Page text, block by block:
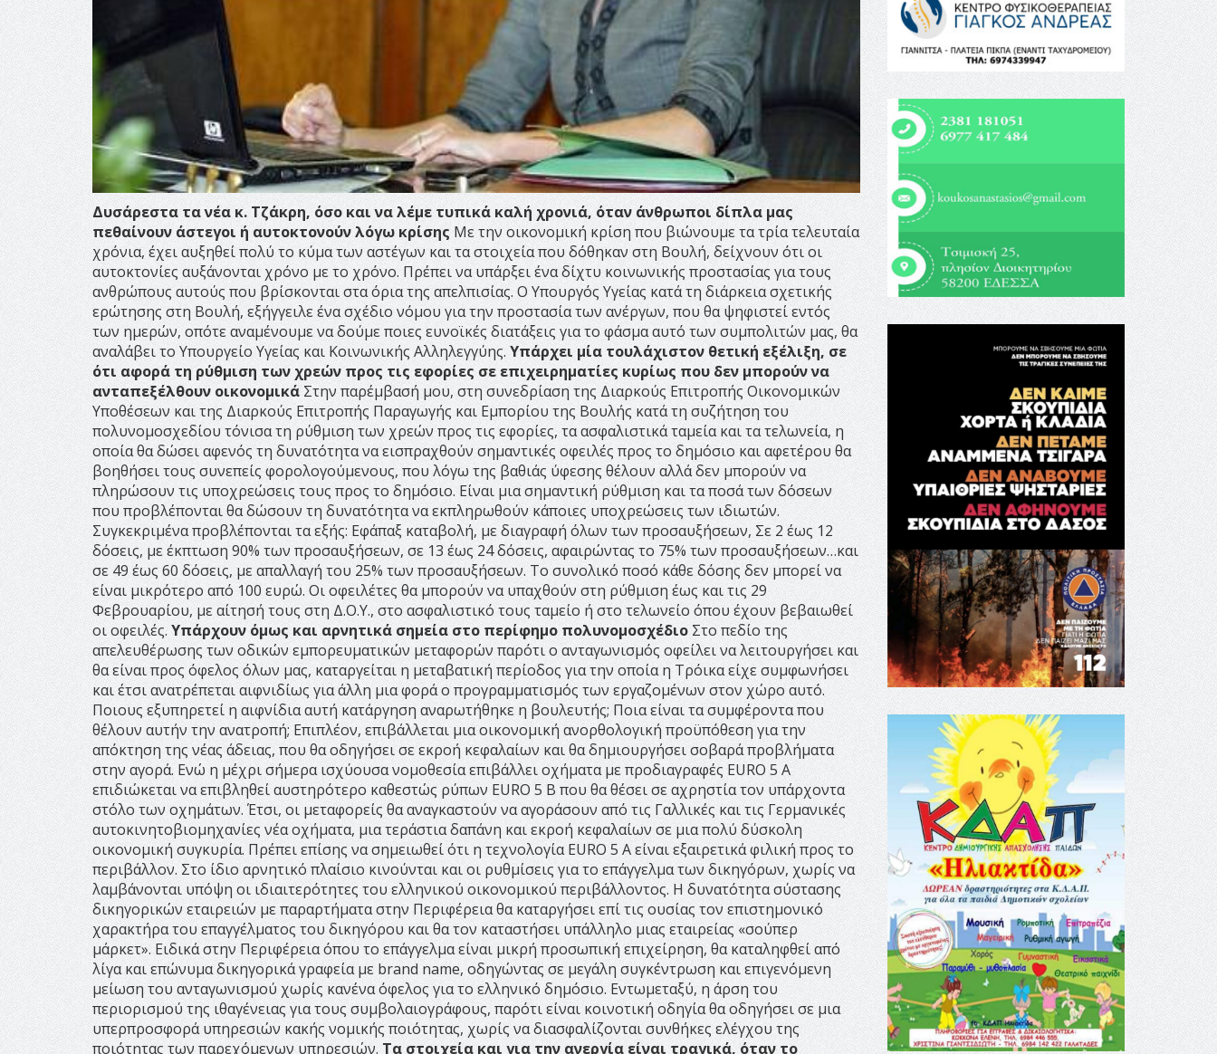
Δυσάρεστα τα νέα κ. Τζάκρη, όσο και να λέμε τυπικά καλή χρονιά, όταν άνθρωποι δίπλα μας
πεθαίνουν άστεγοι ή αυτοκτονούν λόγω κρίσηςΜε την οικονομική κρίση που βιώνουμε τα τρία τελευταία
χρόνια, έχει αυξηθεί πολύ το κύμα των αστέγων και τα στοιχεία που δόθηκαν στη Βουλή, δείχνουν ότι οι
αυτοκτονίες αυξάνονται χρόνο με το χρόνο. Πρέπει να υπάρξει ένα δίχτυ κοινωνικής προστασίας για τους
ανθρώπους αυτούς που βρίσκονται στα όρια της απελπισίας. Ο Υπουργός Υγείας κατά τη διάρκεια σχετικής
ερώτησης στη Βουλή, εξήγγειλε ένα σχέδιο νόμου για την προστασία των ανέργων, που θα ψηφιστεί εντός
των ημερών, οπότε αναμένουμε να δούμε ποιες ευνοϊκές διατάξεις για το φάσμα αυτό των συμπολιτών μας, θα
αναλάβει το Υπουργείο Υγείας και Κοινωνικής Αλληλεγγύης.Υπάρχει μία τουλάχιστον θετική εξέλιξη, σε
ότι αφορά τη ρύθμιση των χρεών προς τις εφορίες σε επιχειρηματίες κυρίως που δεν μπορούν να
ανταπεξέλθουν οικονομικάΣτην παρέμβασή μου, στη συνεδρίαση της Διαρκούς Επιτροπής Οικονομικών
Υποθέσεων και της Διαρκούς Επιτροπής Παραγωγής και Εμπορίου της Βουλής κατά τη συζήτηση του
πολυνομοσχεδίου τόνισα τη ρύθμιση των χρεών προς τις εφορίες, τα ασφαλιστικά ταμεία και τα τελωνεία, η
οποία θα δώσει αφενός τη δυνατότητα να εισπραχθούν σημαντικές οφειλές προς το δημόσιο και αφετέρου θα
βοηθήσει τους συνεπείς φορολογούμενους, που λόγω της βαθιάς ύφεσης θέλουν αλλά δεν μπορούν να
πληρώσουν τις υποχρεώσεις τους προς το δημόσιο. Είναι μια σημαντική ρύθμιση και τα ποσά των δόσεων
που προβλέπονται θα δώσουν τη δυνατότητα να εκπληρωθούν κάποιες υποχρεώσεις των ιδιωτών.
Συγκεκριμένα προβλέπονται τα εξής: Εφάπαξ καταβολή, με διαγραφή όλων των προσαυξήσεων, Σε 2 έως 12
δόσεις, με έκπτωση 90% των προσαυξήσεων, σε 13 έως 24 δόσεις, αφαιρώντας το 75% των προσαυξήσεων…και
σε 49 έως 60 δόσεις, με απαλλαγή του 25% των προσαυξήσεων. Το συνολικό ποσό κάθε δόσης δεν μπορεί να
είναι μικρότερο από 100 ευρώ. Οι οφειλέτες θα μπορούν να υπαχθούν στη ρύθμιση έως και τις 29
Φεβρουαρίου, με αίτησή τους στη Δ.Ο.Υ., στο ασφαλιστικό τους ταμείο ή στο τελωνείο όπου έχουν βεβαιωθεί
οι οφειλές.Υπάρχουν όμως και αρνητικά σημεία στο περίφημο πολυνομοσχέδιοΣτο πεδίο της
απελευθέρωσης των οδικών εμπορευματικών μεταφορών παρότι ο ανταγωνισμός οφείλει να λειτουργήσει και
θα είναι προς όφελος όλων μας, καταργείται η μεταβατική περίοδος για την οποία η Τρόικα είχε συμφωνήσει
και έτσι ανατρέπεται αιφνιδίως για άλλη μια φορά ο προγραμματισμός των εργαζομένων στον χώρο αυτό.
Ποιους εξυπηρετεί η αιφνίδια αυτή κατάργηση αναρωτήθηκε η βουλευτής; Ποια είναι τα συμφέροντα που
θέλουν αυτήν την ανατροπή; Επιπλέον, επιβάλλεται μια οικονομική ανορθολογική προϋπόθεση για την
απόκτηση της νέας άδειας, που θα οδηγήσει σε εκροή κεφαλαίων και θα δημιουργήσει σοβαρά προβλήματα
στην αγορά. Ενώ η μέχρι σήμερα ισχύουσα νομοθεσία επιβάλλει οχήματα με προδιαγραφές ΕURO 5 Α
επιδιώκεται να επιβληθεί αυστηρότερο καθεστώς ρύπων ΕURO 5 Β που θα θέσει σε αχρηστία τον υπάρχοντα
στόλο των οχημάτων. Έτσι, οι μεταφορείς θα αναγκαστούν να αγοράσουν από τις Γαλλικές και τις Γερμανικές
αυτοκινητοβιομηχανίες νέα οχήματα, μια τεράστια δαπάνη και εκροή κεφαλαίων σε μια πολύ δύσκολη
οικονομική συγκυρία. Πρέπει επίσης να σημειωθεί ότι η τεχνολογία ΕURO 5 Α είναι εξαιρετικά φιλική προς το
περιβάλλον. Στο ίδιο αρνητικό πλαίσιο κινούνται και οι ρυθμίσεις για το επάγγελμα των δικηγόρων, χωρίς να
λαμβάνονται υπόψη οι ιδιαιτερότητες του ελληνικού οικονομικού περιβάλλοντος. Η δυνατότητα σύστασης
δικηγορικών εταιρειών με παραρτήματα στην Περιφέρεια θα καταργήσει επί τις ουσίας τον επιστημονικό
χαρακτήρα του επαγγέλματος του δικηγόρου και θα τον καταστήσει υπάλληλο μιας εταιρείας «σούπερ
μάρκετ». Ειδικά στην Περιφέρεια όπου το επάγγελμα είναι μικρή προσωπική επιχείρηση, θα καταληφθεί από
λίγα και επώνυμα δικηγορικά γραφεία με brand name, οδηγώντας σε μεγάλη συγκέντρωση και επιγενόμενη
μείωση του ανταγωνισμού χωρίς κανένα όφελος για το ελληνικό δημόσιο. Εντωμεταξύ, η άρση του
περιορισμού της ιθαγένειας για τους συμβολαιογράφους, παρότι είναι κοινοτική οδηγία θα οδηγήσει σε μια
υπερπροσφορά υπηρεσιών κακής νομικής ποιότητας, χωρίς να διασφαλίζονται συνθήκες ελέγχου της
ποιότητας των παρεχόμενων υπηρεσιών.Τα στοιχεία και για την ανεργία είναι τραγικά, όταν το